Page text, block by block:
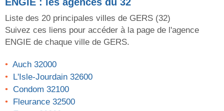
ENGIE : les agences du 32
Liste des 20 principales villes de GERS (32)
Suivez ces liens pour accéder à la page de l'agence
ENGIE de chaque ville de GERS.
Auch 32000
L'Isle-Jourdain 32600
Condom 32100
Fleurance 32500